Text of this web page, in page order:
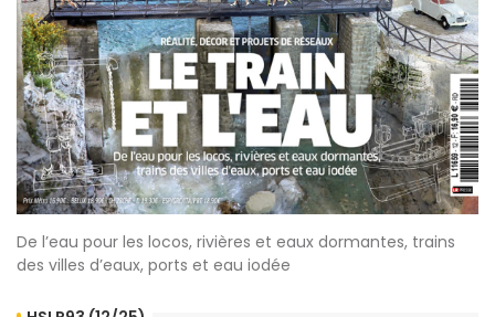
De l’eau pour les locos, rivières et eaux dormantes, trains
des villes d’eaux, ports et eau iodée